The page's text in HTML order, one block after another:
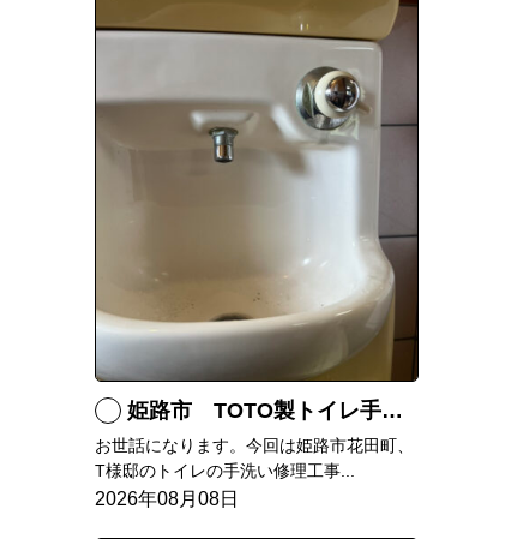
姫路市 TOTO製トイレ手洗いの水漏れ修理
お世話になります。今回は姫路市花田町、
T様邸のトイレの手洗い修理工事...
2026年08月08日